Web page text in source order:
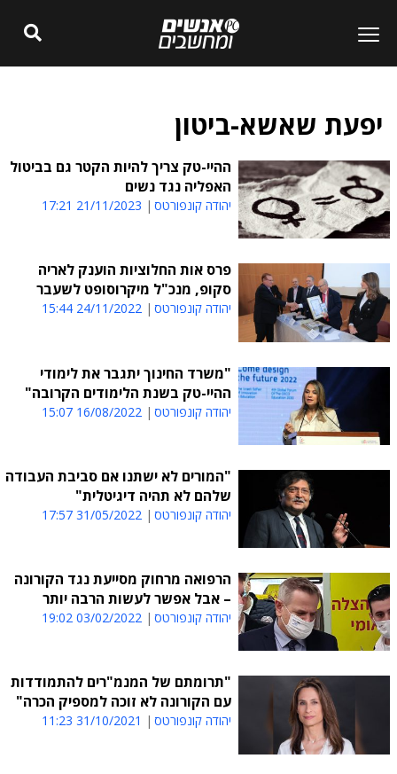
יפעת שאשא-ביטון
ההיי-טק צריך להיות הקטר גם בביטול
האפליה נגד נשים
יהודה קונפורטס 21/11/2023 17:21
פרס אות החלוציות הוענק לאריה
סקופ, מנכ"ל מיקרוסופט לשעבר
יהודה קונפורטס 24/11/2022 15:44
"משרד החינוך יתגבר את לימודי
ההיי-טק בשנת הלימודים הקרובה"
יהודה קונפורטס 16/08/2022 15:07
"המורים לא ישתנו אם סביבת העבודה
שלהם לא תהיה דיגיטלית"
יהודה קונפורטס 31/05/2022 17:57
הרפואה מרחוק מסייעת נגד הקורונה
– אבל אפשר לעשות הרבה יותר
יהודה קונפורטס 03/02/2022 19:02
"תרומתם של המנמ"רים להתמודדות
עם הקורונה לא זוכה למספיק הכרה"
יהודה קונפורטס 31/10/2021 11:23